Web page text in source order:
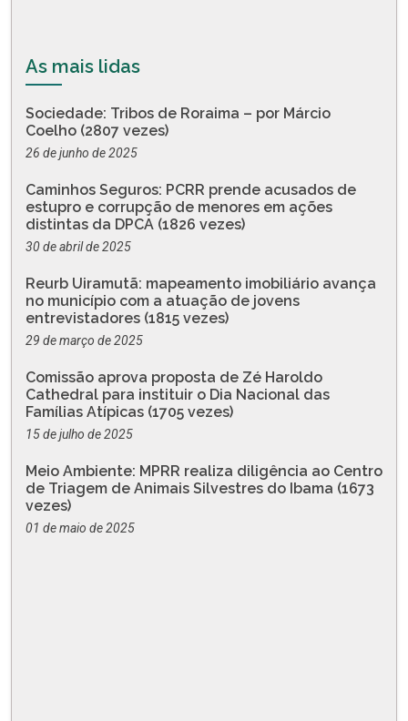
As mais lidas
Sociedade: Tribos de Roraima – por Márcio
Coelho (2807 vezes)
26 de junho de 2025
Caminhos Seguros: PCRR prende acusados de
estupro e corrupção de menores em ações
distintas da DPCA (1826 vezes)
30 de abril de 2025
Reurb Uiramutã: mapeamento imobiliário avança
no município com a atuação de jovens
entrevistadores (1815 vezes)
29 de março de 2025
Comissão aprova proposta de Zé Haroldo
Cathedral para instituir o Dia Nacional das
Famílias Atípicas (1705 vezes)
15 de julho de 2025
Meio Ambiente: MPRR realiza diligência ao Centro
de Triagem de Animais Silvestres do Ibama (1673
vezes)
01 de maio de 2025